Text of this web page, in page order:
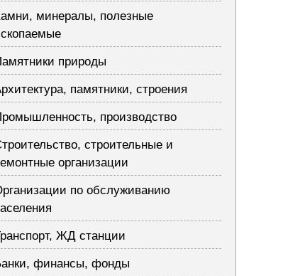
минералы, полезные
природы
памятники, строения
производство
строительные и
организации
по обслуживанию
ЖД станции
финансы, фонды